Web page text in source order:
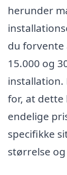
herunder
du forvente
15.000 og
installation.
for, at dette
endelige
specifikke
størrelse